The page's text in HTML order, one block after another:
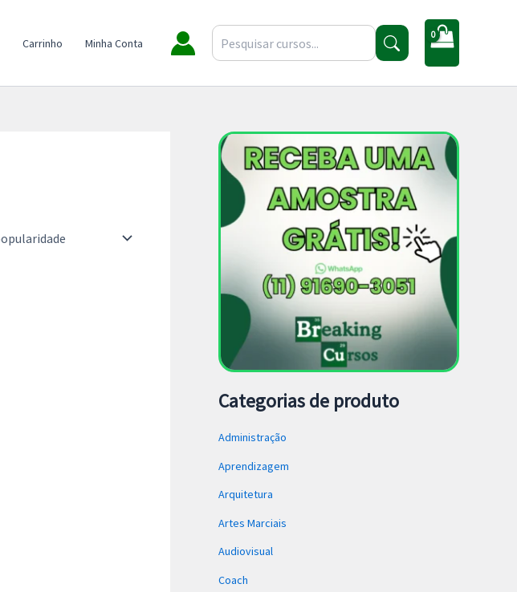
Carrinho Minha Conta
Categorias de produto
Administração
Aprendizagem
Arquitetura
Artes Marciais
Audiovisual
Coach